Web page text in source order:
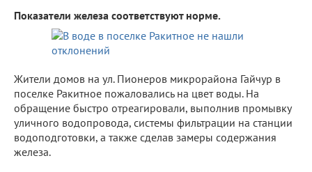
Показатели железа соответствуют норме.
Жители домов на ул. Пионеров микрорайона Гайчур в
поселке Ракитное пожаловались на цвет воды. На
обращение быстро отреагировали, выполнив промывку
уличного водопровода, системы фильтрации на станции
водоподготовки, а также сделав замеры содержания
железа.